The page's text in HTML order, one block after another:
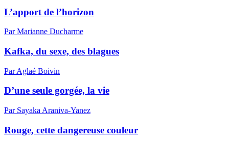
L’apport de l’horizon
Par Marianne Ducharme
Kafka, du sexe, des blagues
Par Aglaé Boivin
D’une seule gorgée, la vie
Par Sayaka Araniva-Yanez
Rouge, cette dangereuse couleur